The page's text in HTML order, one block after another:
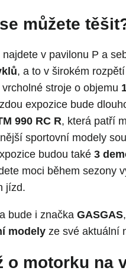
můžete
najdete v pavilonu P a
, a to v širokém
stroje o objemu
expozice bude
990 RC R, která patří
sportovní modely
budou také 3
moci během sezony
jízd.
bude i značka GASGAS
modely ze své aktuální
o motorku na